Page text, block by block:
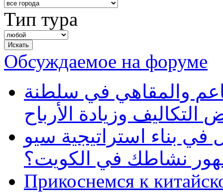
Тип тура
Обсуждаемое на форуме
والمقاهي في سلطنة
وزيادة الأرباح
بناء استراتيجية سيو
نشاطك في الكويت؟
Прикоснемся к